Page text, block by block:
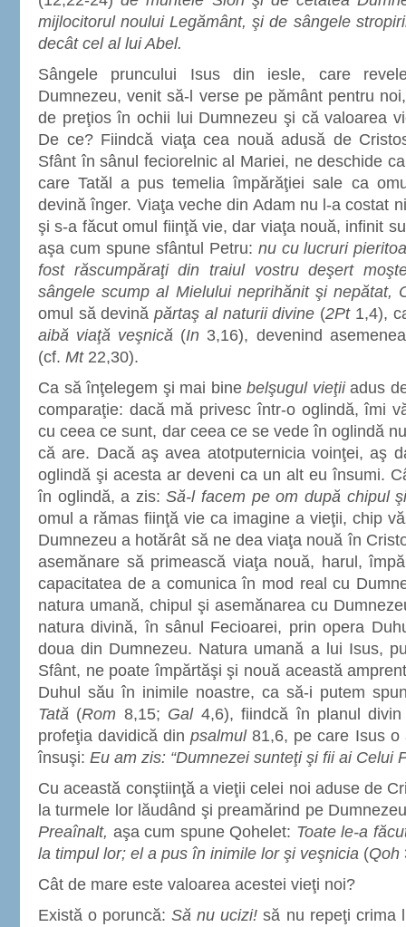
mijlocitorul noului Legământ, şi de sângele
decât cel al lui Abel.
Sângele pruncului Isus din iesle, care
Dumnezeu, venit să-l verse pe pământ pentru
de preţios în ochii lui Dumnezeu şi că valoarea
De ce? Fiindcă viaţa cea nouă adusă de
Sfânt în sânul feciorelnic al Mariei, ne deschide
care Tatăl a pus temelia împărăţiei sale ca
devină înger. Viaţa veche din Adam nu l-a costat
şi s-a făcut omul fiinţă vie, dar viaţa nouă, infinit
aşa cum spune sfântul Petru: nu cu lucruri
fost răscumpăraţi din traiul vostru deşert
sângele scump al Mielului neprihănit şi nepătat,
omul să devinăpărtaş al naturii divine (2Pt1,4),
aibă viaţă veşnică (In 3,16), devenind
(cf. Mt22,30).
Ca să înţelegem şi mai binebelşugul vieţiiadus
comparaţie: dacă mă privesc într-o oglindă, îmi
cu ceea ce sunt, dar ceea ce se vede în oglindă
că are. Dacă aş avea atotputernicia voinţei, aş
oglindă şi acesta ar deveni ca un alt eu însumi.
în oglindă, a zis:Să-l facem pe om după chipul
omul a rămas fiinţă vie ca imagine a vieţii, chip
Dumnezeu a hotărât să ne dea viaţa nouă în
asemănare să primească viaţa nouă, harul,
capacitatea de a comunica în mod real cu
natura umană, chipul şi asemănarea cu
natura divină, în sânul Fecioarei, prin opera
doua din Dumnezeu. Natura umană a lui Isus,
Sfânt, ne poate împărtăşi şi nouă această
Duhul său în inimile noastre, ca să-i putem
Tată (Rom 8,15; Gal4,6), fiindcă în planul divin
profeţia davidică dinpsalmul81,6, pe care Isus o
însuşi: Eu am zis: “Dumnezei sunteţi şi fii ai Celui
Cu această conştiinţă a vieţii celei noi aduse de
la turmele lor lăudând şi preamărind pe
Preaînalt, aşa cum spune Qohelet: Toate le-a
la timpul lor; el a pus în inimile lor şi veşnicia (Qoh
Cât de mare este valoarea acestei vieţi noi?
Există o poruncă:Să nu ucizi! să nu repeţi crima